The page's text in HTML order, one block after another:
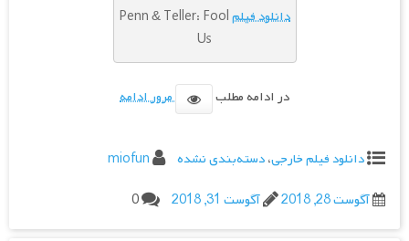
دانلود فیلمPenn & Teller: Fool
Us
در ادامه مطلب مرور ادامه
دانلود فیلم خارجی،دسته‌بندی نشده
miofun
آگوست 28, 2018
آگوست 31, 2018 0